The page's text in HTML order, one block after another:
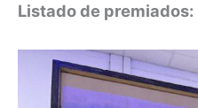
Listado de premiados: